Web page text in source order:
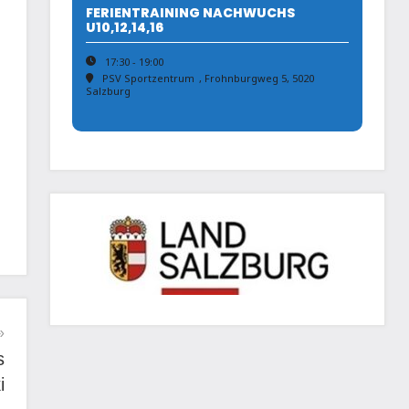
FERIENTRAINING NACHWUCHS
U10,12,14,16
17:30 - 19:00
PSV Sportzentrum , Frohnburgweg 5, 5020
Salzburg